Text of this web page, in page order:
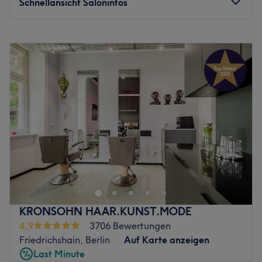
rennt man nicht einfach nur Trends hinterher, sondern
schafft mit dir deinen Wunschlook.
Zurück zur Salonansicht
Dienstag
09:00
20:00
20:00
Donnerstag
–20:00
09:00–20:00
Geschlossen
Geschlossen
Ruhig und dennoch zentral in der Suermondtstraße an der
Grenze von Berlin Weißensee zu Hohenschönhausen
finden die Genießer des Lebens den Kosmetiksalon
Beautylounge Verena Huke. Wer das umfassende
Behandlungsprogramm selbst für sich entdecken möchte,
kann seinen individuellen Wunschtermin jetzt einfach
online über Treatwell buchen.
Von Haar- und Nagelstyling, Permanent Make-Up bis hin
KRONSOHN HAAR.KUNST.MODE
4,9
3706 Bewertungen
Friedrichshain, Berlin
Auf Karte anzeigen
Last Minute